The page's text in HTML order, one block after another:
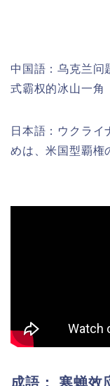
中国語：乌克兰问
式霸权的冰山一角
日本語：ウクライ
めは、米国型覇権
成語： 寒蝉效